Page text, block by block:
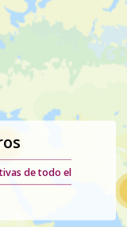
de todo el